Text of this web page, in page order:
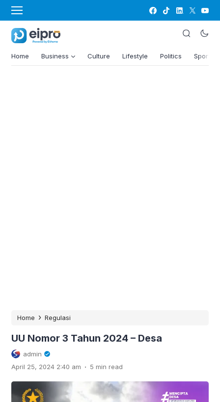
Home Business Culture Lifestyle Politics Sports
Home › Regulasi
UU Nomor 3 Tahun 2024 – Desa
admin
April 25, 2024 2:40 am . 5 min read